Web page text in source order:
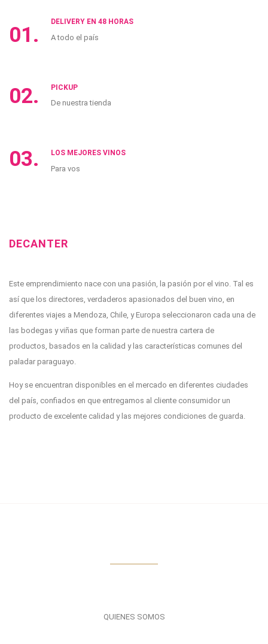
01.
DELIVERY EN 48 HORAS
A todo el país
02. PICKUP
De nuestra tienda
03. LOS MEJORES VINOS
Para vos
DECANTER
Este emprendimiento nace con una pasión, la pasión por el vino. Tal es
así que los directores, verdaderos apasionados del buen vino, en
diferentes viajes a Mendoza, Chile, y Europa seleccionaron cada una de
las bodegas y viñas que forman parte de nuestra cartera de
productos, basados en la calidad y las características comunes del
paladar paraguayo.
Hoy se encuentran disponibles en el mercado en diferentes ciudades
del país, confiados en que entregamos al cliente consumidor un
producto de excelente calidad y las mejores condiciones de guarda.
QUIENES SOMOS